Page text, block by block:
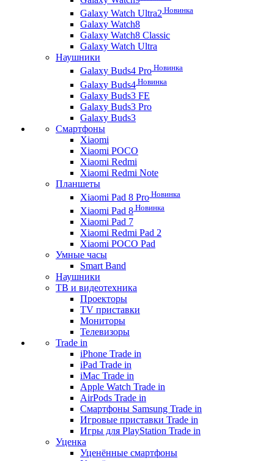
Galaxy Watch Ultra2 Новинка
Galaxy Watch8
Galaxy Watch8 Classic
Galaxy Watch Ultra
Наушники
Galaxy Buds4 Pro Новинка
Galaxy Buds4 Новинка
Galaxy Buds3 FE
Galaxy Buds3 Pro
Galaxy Buds3
Смартфоны
Xiaomi
Xiaomi POCO
Xiaomi Redmi
Xiaomi Redmi Note
Планшеты
Xiaomi Pad 8 Pro Новинка
Xiaomi Pad 8 Новинка
Xiaomi Pad 7
Xiaomi Redmi Pad 2
Xiaomi POCO Pad
Умные часы
Smart Band
Наушники
ТВ и видеотехника
Проекторы
TV приставки
Мониторы
Телевизоры
Trade in
iPhone Trade in
iPad Trade in
iMac Trade in
Apple Watch Trade in
AirPods Trade in
Смартфоны Samsung Trade in
Игровые приставки Trade in
Игры для PlayStation Trade in
Уценка
Уценённые смартфоны